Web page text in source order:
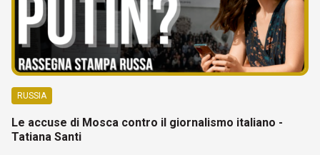
RUSSIA
Le accuse di Mosca contro il giornalismo italiano -
Tatiana Santi